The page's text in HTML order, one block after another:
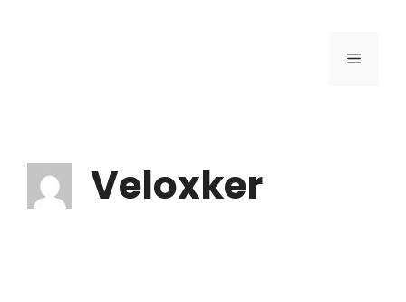
Veloxker